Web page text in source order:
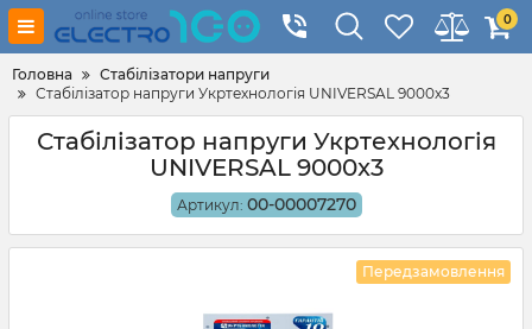
0
Головна
Стабілізатори напруги
Стабілізатор напруги Укртехнологія UNIVERSAL 9000x3
Стабілізатор напруги Укртехнологія
UNIVERSAL 9000x3
Артикул: 00-00007270
Передзамовлення